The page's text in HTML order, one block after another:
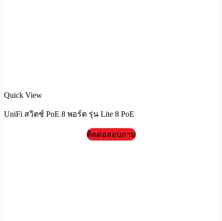
Quick View
UniFi สวิตช์ PoE 8 พอร์ต รุ่น Lite 8 PoE
ติดต่อสอบถาม